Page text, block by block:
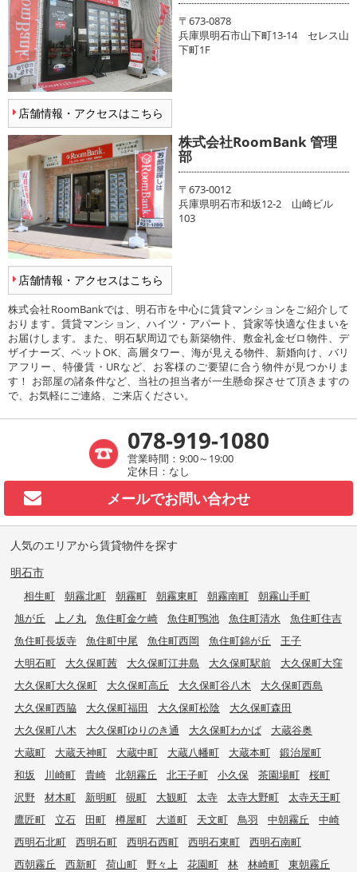
店舗情報・アクセスはこちら
〒673-0878
兵庫県明石市山下町13-14 セレス山
下町1F
店舗情報・アクセスはこちら
株式会社RoomBank 管理
部
〒673-0012
兵庫県明石市和坂12-2 山崎ビル
103
株式会社RoomBankでは、明石市を中心に賃貸マンションをご紹介して
おります。賃貸マンション、ハイツ・アパート、貸家等快適な住まいを
お届けします。また、明石駅周辺でも新築物件、敷金礼金ゼロ物件、デ
ザイナーズ、ペットOK、高層タワー、海が見える物件、新婚向け、バリ
アフリー、特優賃・URなど、お客様のご要望に合う物件が見つかりま
す！ お部屋の諸条件など、当社の担当者が一生懸命探させて頂きますの
で、お気軽にご連絡、ご来店ください。
078-919-1080
営業時間：9:00～19:00
定休日：なし
メールでお問い合わせ
人気のエリアから賃貸物件を探す
明石市
相生町 朝霧北町 朝霧町 朝霧東町 朝霧南町
朝霧山手町
旭が丘
上ノ丸 魚住町金ケ崎 魚住町鴨池 魚住町清水
魚住町住吉
魚住町長坂寺
魚住町中尾 魚住町西岡 魚住町錦が丘
王子
大明石町
大久保町茜 大久保町江井島 大久保町駅前
大久保町大窪
大久保町大久保町
大久保町高丘 大久保町谷八木
大久保町西島
大久保町西脇
大久保町福田 大久保町松陰
大久保町森田
大久保町八木
大久保町ゆりのき通 大久保町わかば
大蔵谷奥
大蔵町
大蔵天神町 大蔵中町 大蔵八幡町 大蔵本町
鍛治屋町
和坂
川崎町 貴崎 北朝霧丘 北王子町 小久保 茶園場町
桜町
沢野
材木町 新明町 硯町 大観町 太寺 太寺大野町
太寺天王町
鷹匠町
立石 田町 樽屋町 大道町 天文町 鳥羽 中朝霧丘
中崎
西明石北町
西明石町 西明石西町 西明石東町
西明石南町
西朝霧丘
西新町 荷山町 野々上 花園町 林 林崎町
東朝霧丘